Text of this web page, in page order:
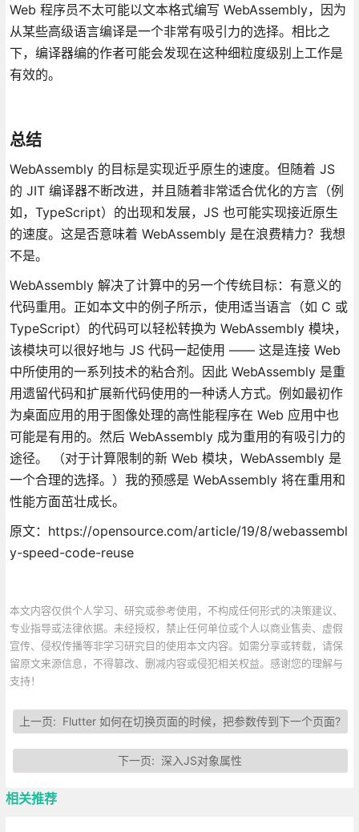
Web 程序员不太可能以文本格式编写 WebAssembly，因为
从某些高级语言编译是一个非常有吸引力的选择。相比之
下，编译器编的作者可能会发现在这种细粒度级别上工作是
有效的。
总结
WebAssembly 的目标是实现近乎原生的速度。但随着 JS
的 JIT 编译器不断改进，并且随着非常适合优化的方言（例
如，TypeScript）的出现和发展，JS 也可能实现接近原生
的速度。这是否意味着 WebAssembly 是在浪费精力？我想
不是。
WebAssembly 解决了计算中的另一个传统目标：有意义的
代码重用。正如本文中的例子所示，使用适当语言（如 C 或
TypeScript）的代码可以轻松转换为 WebAssembly 模块，
该模块可以很好地与 JS 代码一起使用 —— 这是连接 Web
中所使用的一系列技术的粘合剂。因此 WebAssembly 是重
用遗留代码和扩展新代码使用的一种诱人方式。例如最初作
为桌面应用的用于图像处理的高性能程序在 Web 应用中也
可能是有用的。然后 WebAssembly 成为重用的有吸引力的
途径。 （对于计算限制的新 Web 模块，WebAssembly 是
一个合理的选择。）我的预感是 WebAssembly 将在重用和
性能方面茁壮成长。
原文：https://opensource.com/article/19/8/webassembl
y-speed-code-reuse
本文内容仅供个人学习、研究或参考使用，不构成任何形式的决策建议、
专业指导或法律依据。未经授权，禁止任何单位或个人以商业售卖、虚假
宣传、侵权传播等非学习研究目的使用本文内容。如需分享或转载，请保
留原文来源信息，不得篡改、删减内容或侵犯相关权益。感谢您的理解与
支持！
上一页: Flutter 如何在切换页面的时候，把参数传到下一个页面?
下一页:深入JS对象属性
相关推荐